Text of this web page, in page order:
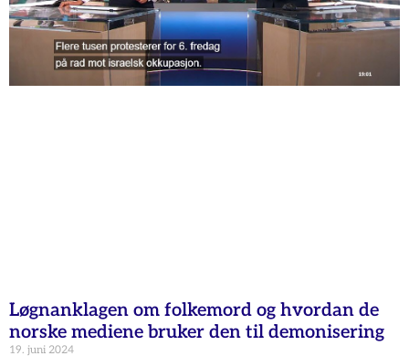
Løgnanklagen om folkemord og hvordan de
norske mediene bruker den til demonisering
19. juni 2024